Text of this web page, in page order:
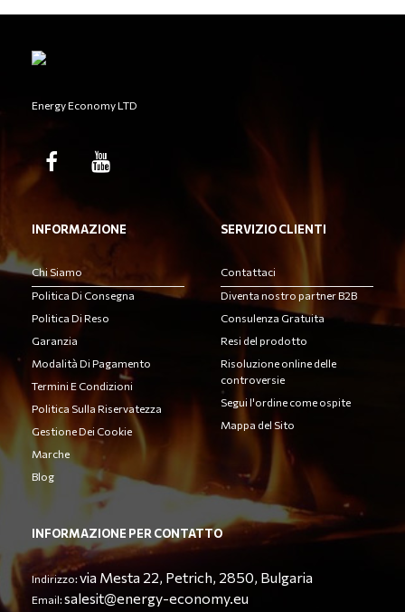
Energy Economy LTD
INFORMAZIONE
Chi Siamo
Politica Di Consegna
Politica Di Reso
Garanzia
Modalità Di Pagamento
Termini E Condizioni
Politica Sulla Riservatezza
Gestione Dei Cookie
Marche
Blog
SERVIZIO CLIENTI
Contattaci
Diventa nostro partner B2B
Consulenza Gratuita
Resi del prodotto
Risoluzione online delle
controversie
Segui l'ordine come ospite
Mappa del Sito
INFORMAZIONE PER CONTATTO
Indirizzo:via Mesta 22, Petrich, 2850, Bulgaria
Email:salesit@energy-economy.eu